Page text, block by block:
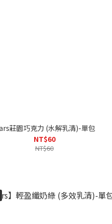
莊園巧克力 (水解乳清)-單包
NT$60
NT$60